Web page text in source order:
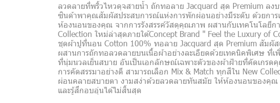
ลวดลายที่พริ้วไหวดุจสายน้ำ ถักทอลาย Jacquard สุด Premium ลง
ซินด้าพาคุณสัมผัสประสบการณ์แห่งการพักผ่อนอย่างมีระดับ ด้วยการ
ห้องนอนของคุณ จากการรังสรรค์วัสดุคุณภาพ ผสานกับเทคโนโลยีก
Collection ใหม่ล่าสุดภายใต้Concept Brand " Feel the Luxury of
ชุดผ้าปูที่นอน Cotton 100% ทอลาย Jacquard สุด Premium สัมผัส
ผสานการถักทอลวดลายบนเนื้อผ้าอย่างละเอียดด้วยเทคนิคพิเศษ ที่
ที่นุ่มนวลเย็นสบาย อันเป็นเอกลักษณ์เฉพาะตัวของผ้าฝ้ายที่คัดเกรด
การคัดสรรมาอย่างดี สามารถเลือก Mix & Match ทุกสีใน New
ผ่อนคลายสบายตา งามสง่าด้วยลวดลายทันสมัย ให้ห้องนอนของคุณ
และรู้สึกอบอุ่นได้ไม่สิ้นสุด